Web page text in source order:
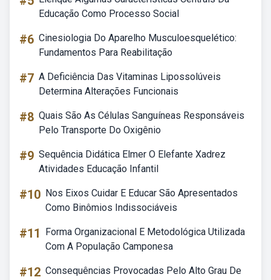
Educação Como Processo Social
#6 Cinesiologia Do Aparelho Musculoesquelético:
Fundamentos Para Reabilitação
#7 A Deficiência Das Vitaminas Lipossolúveis
Determina Alterações Funcionais
#8 Quais São As Células Sanguíneas Responsáveis
Pelo Transporte Do Oxigênio
#9 Sequência Didática Elmer O Elefante Xadrez
Atividades Educação Infantil
#10 Nos Eixos Cuidar E Educar São Apresentados
Como Binômios Indissociáveis
#11
Forma Organizacional E Metodológica Utilizada
Com A População Camponesa
#12 Consequências Provocadas Pelo Alto Grau De